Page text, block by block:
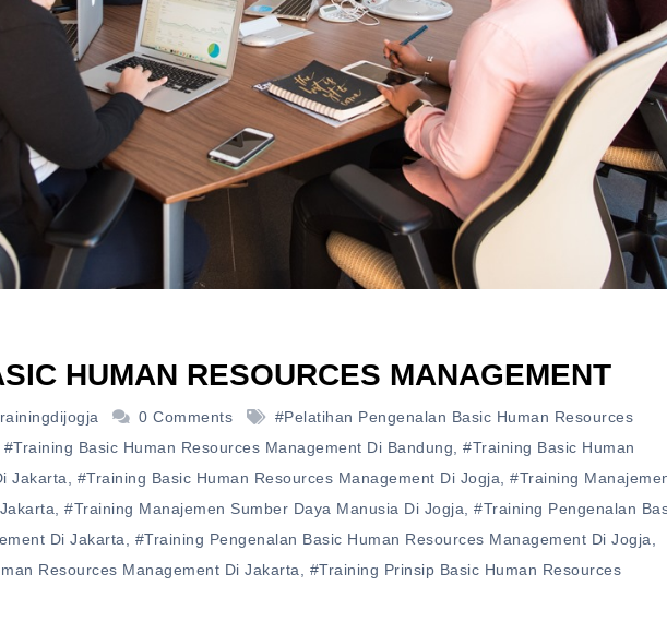
HUMAN RESOURCES MANAGEMENT
0 Comments
#pelatihan Pengenalan Basic Human Resources
#training Basic Human Resources Management Di Bandung
#training Basic Human
Jakarta
#training Basic Human Resources Management Di Jogja
#training
#training Manajemen Sumber Daya Manusia Di Jogja
#training Pengenalan
Di Jakarta
#training Pengenalan Basic Human Resources Management Di Jogja
Resources Management Di Jakarta
#training Prinsip Basic Human Resources